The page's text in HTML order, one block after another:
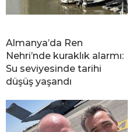
Almanya’da Ren
Nehri’nde kuraklık alarmı:
Su seviyesinde tarihi
düşüş yaşandı